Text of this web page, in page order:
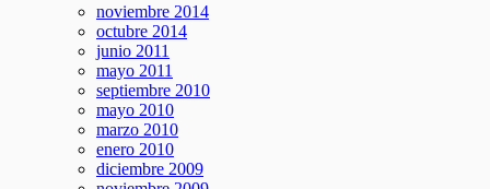
noviembre 2014
octubre 2014
junio 2011
mayo 2011
septiembre 2010
mayo 2010
marzo 2010
enero 2010
diciembre 2009